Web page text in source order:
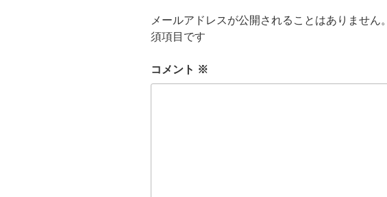
メールアドレスが公開されることはありません。
須項目です
コメント ※